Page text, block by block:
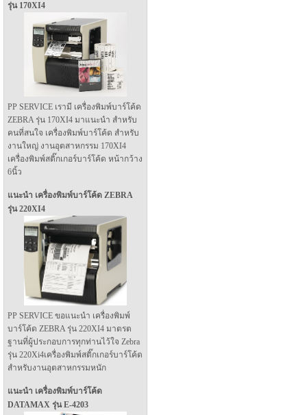
รุ่น 170XI4
PP SERVICE เรามี เครื่องพิมพ์บาร์โค้ด
ZEBRA รุ่น 170XI4 มาแนะนำ สำหรับ
คนที่สนใจ เครื่องพิมพ์บาร์โค้ด สำหรับ
งานใหญ่ งานอุตสาหกรรม 170XI4
เครื่องพิมพ์สติ๊กเกอร์บาร์โค้ด หน้ากว้าง
6นิ้ว
แนะนำ เครื่องพิมพ์บาร์โค้ด ZEBRA
รุ่น 220XI4
PP SERVICE ขอแนะนำ เครื่องพิมพ์
บาร์โค้ด ZEBRA รุ่น 220XI4 มาตรต
ฐานที่ผู้ประกอบการทุกท่านไว้ใจ Zebra
รุ่น 220Xi4เครื่องพิมพ์สติ๊กเกอร์บาร์โค้ด
สำหรับงานอุตสาหกรรมหนัก
แนะนำ เครื่องพิมพ์บาร์โค้ด
DATAMAX รุ่น E-4203